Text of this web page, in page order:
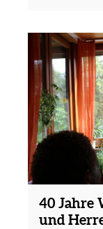
40 Jahre
und